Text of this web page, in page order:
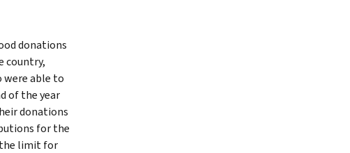
donations
country,
were able to
of the year
donations
for the
the limit for